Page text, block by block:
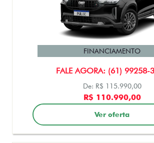
De: R$ 136.490,00
R$ 129.990,00
Ver oferta
STRADA VOLCANO CABINE DUPLA 1.3